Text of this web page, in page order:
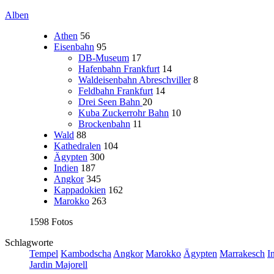
Alben
Athen 56
Eisenbahn 95
DB-Museum 17
Hafenbahn Frankfurt 14
Waldeisenbahn Abreschviller 8
Feldbahn Frankfurt 14
Drei Seen Bahn 20
Kuba Zuckerrohr Bahn 10
Brockenbahn 11
Wald 88
Kathedralen 104
Ägypten 300
Indien 187
Angkor 345
Kappadokien 162
Marokko 263
1598 Fotos
Schlagworte
Tempel Kambodscha Angkor Marokko Ägypten Marrakesch
Jardin Majorell